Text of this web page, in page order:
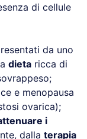
di cellule
da uno
dieta ricca di
e menopausa
ovarica);
i
dalla terapia